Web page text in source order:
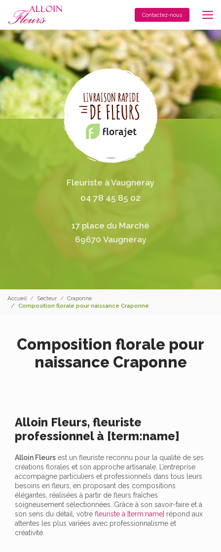
contenu
principal
Contactez-nous
Fleuriste à Vaugneray
04 78 45 85 02
17 place du Marché
69670 Vaugneray
Accueil Secteur
Craponne
Composition florale pour naissance Craponne
Composition florale pour
naissance Craponne
Alloin Fleurs, fleuriste
professionnel à [term:name]
Alloin Fleurs est un fleuriste reconnu pour la qualité de ses
créations florales et son approche artisanale. L’entreprise
accompagne particuliers et professionnels dans tous leurs
besoins en fleurs, en proposant des compositions
élégantes, réalisées à partir de fleurs fraîches
soigneusement sélectionnées. Grâce à son savoir-faire et à
son sens du détail, votre fleuriste à [term:name] répond aux
attentes les plus variées avec professionnalisme et
créativité.